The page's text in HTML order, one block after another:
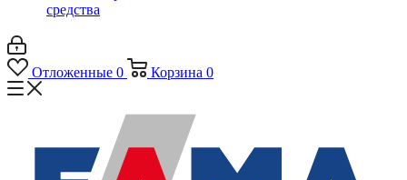
средства
Отложенные 0 Корзина 0